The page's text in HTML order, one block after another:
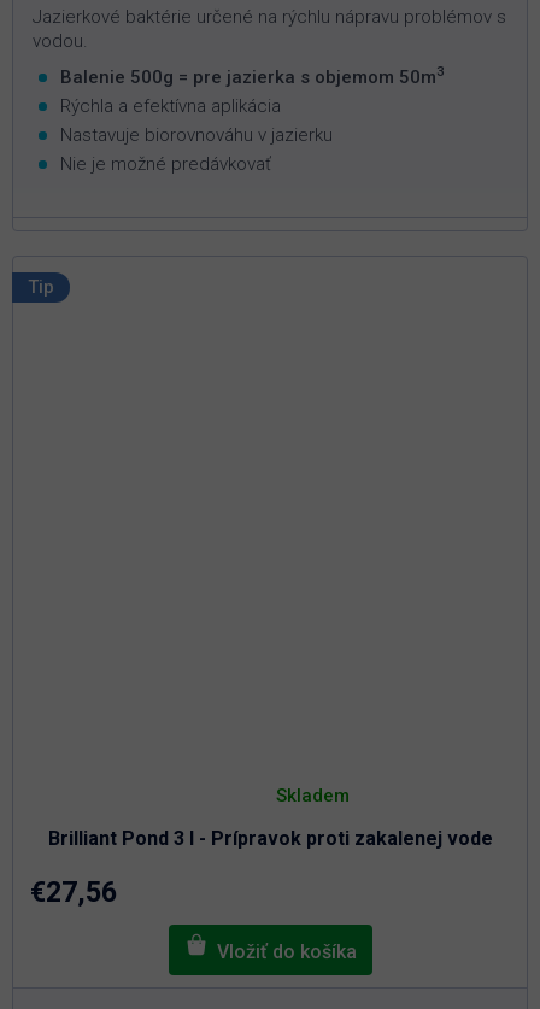
Jazierkové baktérie určené na rýchlu nápravu problémov s
vodou.
Balenie 500g = pre jazierka s objemom 50m3
Rýchla a efektívna aplikácia
Nastavuje biorovnováhu v jazierku
Nie je možné predávkovať
Tip
Brilliant Pond 3 l - Prípravok proti zakalenej vode
hodnotenie
je
5,0
Skladem
€27,56